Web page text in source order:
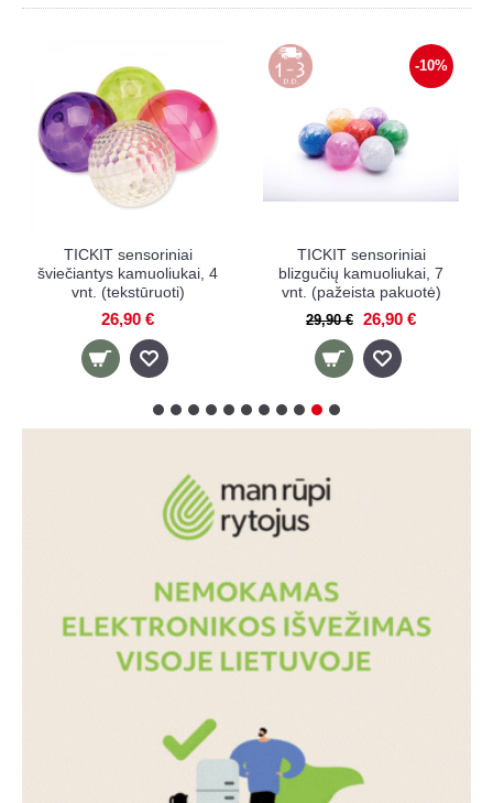
sensoriniai
kamuoliukai, 4
-10%
TICKIT sensoriniai
blizgučių kamuoliukai, 7
vnt. (pažeista pakuotė)
26,90 €
TULLO